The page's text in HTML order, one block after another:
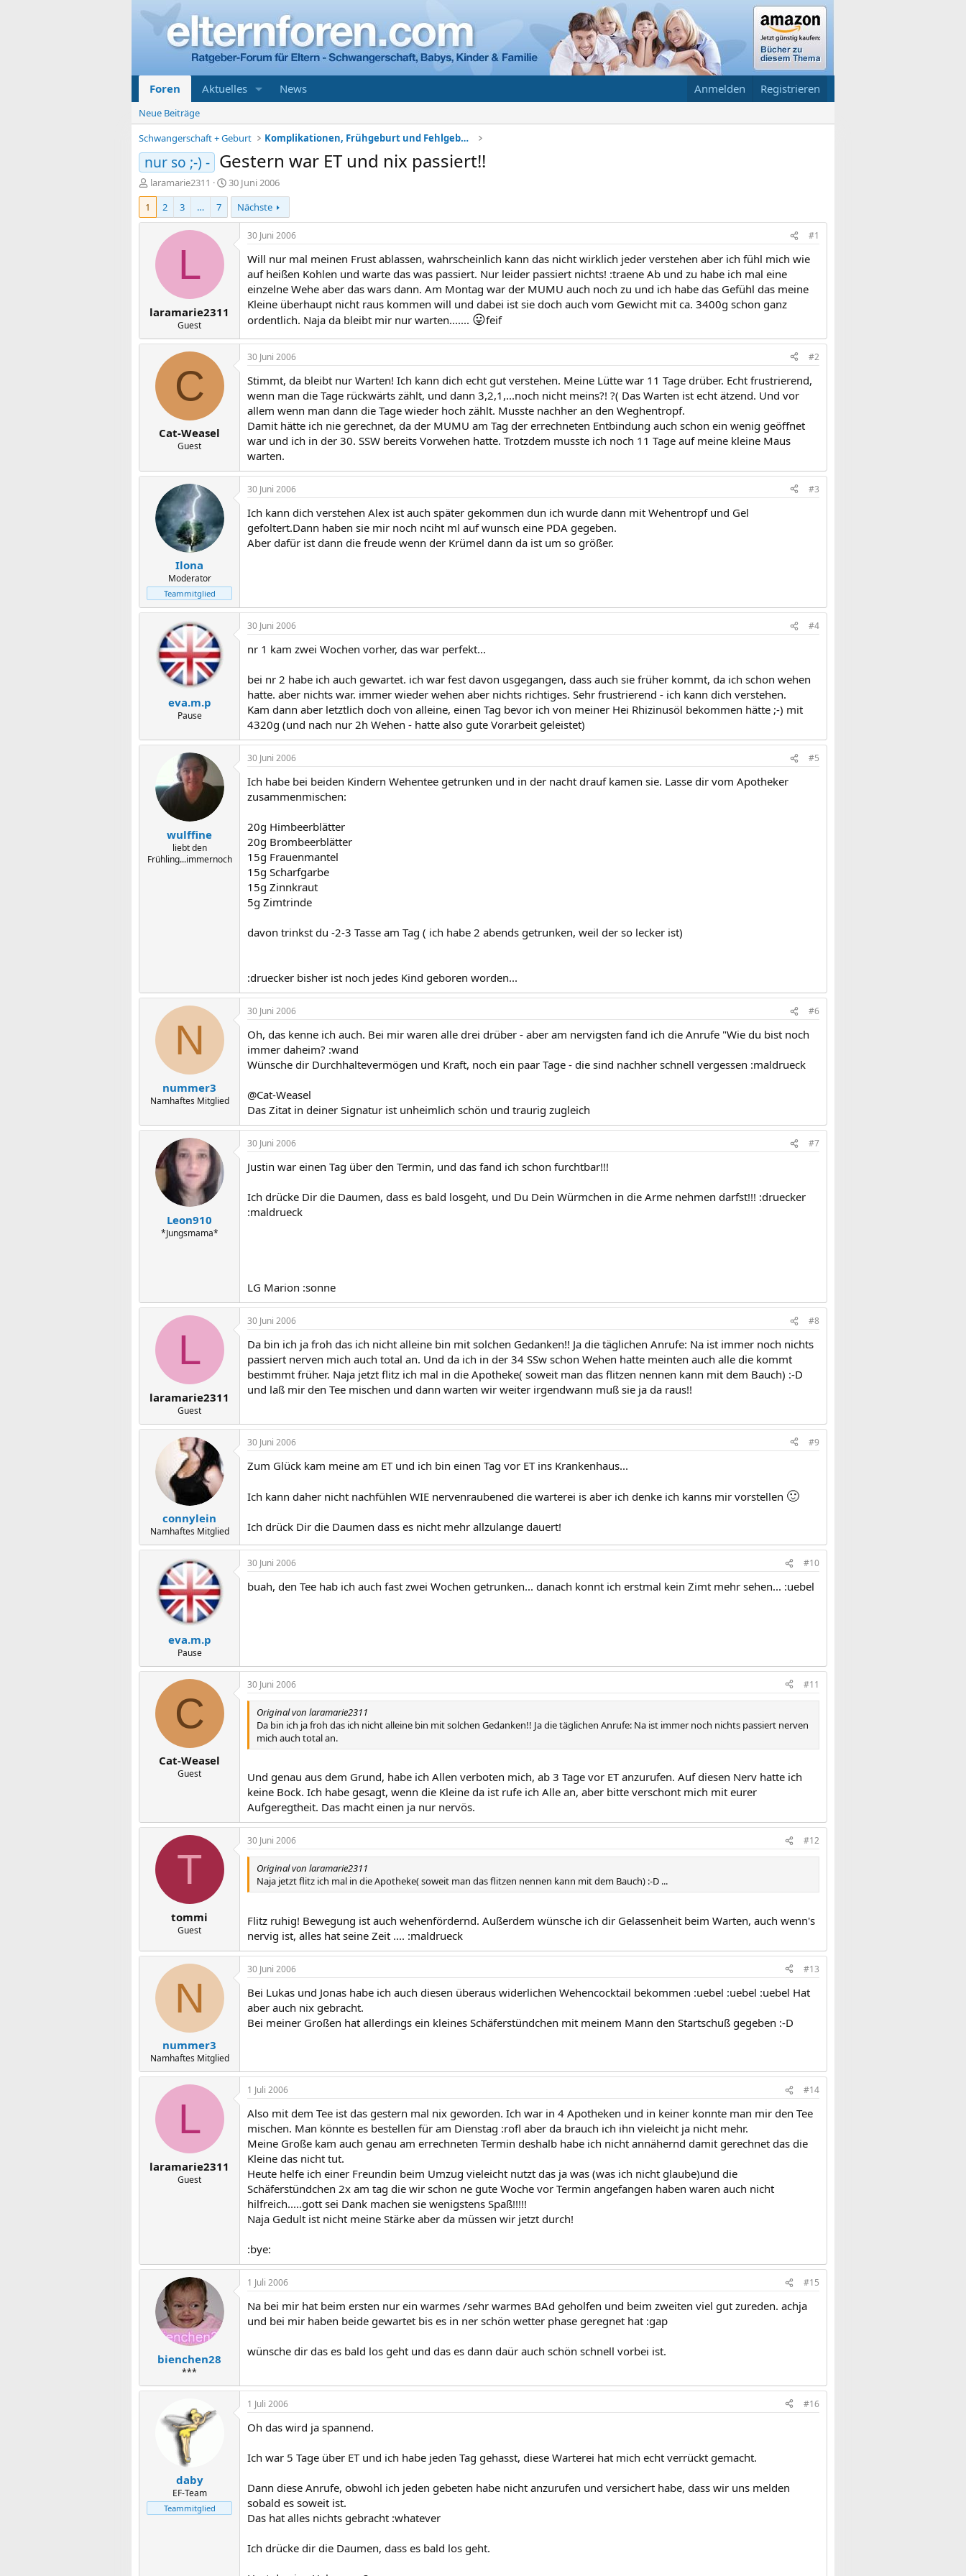
Foren Aktuelles News Anmelden Registrieren
Neue Beiträge
Schwangerschaft + Geburt
Komplikationen, Frühgeburt und Fehlgeburt
nur so ;-) - Gestern war ET und nix passiert!!
E
r
t
laramarie2311
E
r
t
30 Juni 2006
1
2 3 … 7 Nächste
L
laramarie2311
Guest
30 Juni 2006 #1
Will nur mal meinen Frust ablassen, wahrscheinlich kann das nicht wirklich jeder verstehen aber ich fühl mich wie
auf heißen Kohlen und warte das was passiert. Nur leider passiert nichts! :traene Ab und zu habe ich mal eine
einzelne Wehe aber das wars dann. Am Montag war der MUMU auch noch zu und ich habe das Gefühl das meine
Kleine überhaupt nicht raus kommen will und dabei ist sie doch auch vom Gewicht mit ca. 3400g schon ganz
ordentlich. Naja da bleibt mir nur warten....... 😛feif
C
Cat-Weasel
Guest
30 Juni 2006 #2
Stimmt, da bleibt nur Warten! Ich kann dich echt gut verstehen. Meine Lütte war 11 Tage drüber. Echt frustrierend,
wenn man die Tage rückwärts zählt, und dann 3,2,1,...noch nicht meins?! ?( Das Warten ist echt ätzend. Und vor
allem wenn man dann die Tage wieder hoch zählt. Musste nachher an den Weghentropf.
Damit hätte ich nie gerechnet, da der MUMU am Tag der errechneten Entbindung auch schon ein wenig geöffnet
war und ich in der 30. SSW bereits Vorwehen hatte. Trotzdem musste ich noch 11 Tage auf meine kleine Maus
warten.
Ilona
Moderator
Teammitglied
30 Juni 2006 #3
Ich kann dich verstehen Alex ist auch später gekommen dun ich wurde dann mit Wehentropf und Gel
gefoltert.Dann haben sie mir noch nciht ml auf wunsch eine PDA gegeben.
Aber dafür ist dann die freude wenn der Krümel dann da ist um so größer.
eva.m.p
Pause
30 Juni 2006 #4
nr 1 kam zwei Wochen vorher, das war perfekt...
bei nr 2 habe ich auch gewartet. ich war fest davon usgegangen, dass auch sie früher kommt, da ich schon wehen
hatte. aber nichts war. immer wieder wehen aber nichts richtiges. Sehr frustrierend - ich kann dich verstehen.
Kam dann aber letztlich doch von alleine, einen Tag bevor ich von meiner Hei Rhizinusöl bekommen hätte ;-) mit
4320g (und nach nur 2h Wehen - hatte also gute Vorarbeit geleistet)
wulffine
liebt den
Frühling...immernoch
30 Juni 2006 #5
Ich habe bei beiden Kindern Wehentee getrunken und in der nacht drauf kamen sie. Lasse dir vom Apotheker
zusammenmischen:
20g Himbeerblätter
20g Brombeerblätter
15g Frauenmantel
15g Scharfgarbe
15g Zinnkraut
5g Zimtrinde
davon trinkst du -2-3 Tasse am Tag ( ich habe 2 abends getrunken, weil der so lecker ist)
:druecker bisher ist noch jedes Kind geboren worden...
N
nummer3
Namhaftes Mitglied
30 Juni 2006 #6
Oh, das kenne ich auch. Bei mir waren alle drei drüber - aber am nervigsten fand ich die Anrufe "Wie du bist noch
immer daheim? :wand
Wünsche dir Durchhaltevermögen und Kraft, noch ein paar Tage - die sind nachher schnell vergessen :maldrueck
@Cat-Weasel
Das Zitat in deiner Signatur ist unheimlich schön und traurig zugleich
Leon910
*Jungsmama*
30 Juni 2006 #7
Justin war einen Tag über den Termin, und das fand ich schon furchtbar!!!
Ich drücke Dir die Daumen, dass es bald losgeht, und Du Dein Würmchen in die Arme nehmen darfst!!! :druecker
:maldrueck
LG Marion :sonne
L
laramarie2311
Guest
30 Juni 2006 #8
Da bin ich ja froh das ich nicht alleine bin mit solchen Gedanken!! Ja die täglichen Anrufe: Na ist immer noch nichts
passiert nerven mich auch total an. Und da ich in der 34 SSw schon Wehen hatte meinten auch alle die kommt
bestimmt früher. Naja jetzt flitz ich mal in die Apotheke( soweit man das flitzen nennen kann mit dem Bauch) :-D
und laß mir den Tee mischen und dann warten wir weiter irgendwann muß sie ja da raus!!
connylein
Namhaftes Mitglied
30 Juni 2006 #9
Zum Glück kam meine am ET und ich bin einen Tag vor ET ins Krankenhaus...
Ich kann daher nicht nachfühlen WIE nervenraubened die warterei is aber ich denke ich kanns mir vorstellen 🙂
Ich drück Dir die Daumen dass es nicht mehr allzulange dauert!
eva.m.p
Pause
30 Juni 2006 #10
buah, den Tee hab ich auch fast zwei Wochen getrunken... danach konnt ich erstmal kein Zimt mehr sehen... :uebel
C
Cat-Weasel
Guest
30 Juni 2006 #11
Original von laramarie2311
Da bin ich ja froh das ich nicht alleine bin mit solchen Gedanken!! Ja die täglichen Anrufe: Na ist immer noch nichts passiert nerven
mich auch total an.
Und genau aus dem Grund, habe ich Allen verboten mich, ab 3 Tage vor ET anzurufen. Auf diesen Nerv hatte ich
keine Bock. Ich habe gesagt, wenn die Kleine da ist rufe ich Alle an, aber bitte verschont mich mit eurer
Aufgeregtheit. Das macht einen ja nur nervös.
T
tommi
Guest
30 Juni 2006 #12
Original von laramarie2311
Naja jetzt flitz ich mal in die Apotheke( soweit man das flitzen nennen kann mit dem Bauch) :-D ...
Flitz ruhig! Bewegung ist auch wehenfördernd. Außerdem wünsche ich dir Gelassenheit beim Warten, auch wenn's
nervig ist, alles hat seine Zeit .... :maldrueck
N
nummer3
Namhaftes Mitglied
30 Juni 2006 #13
Bei Lukas und Jonas habe ich auch diesen überaus widerlichen Wehencocktail bekommen :uebel :uebel :uebel Hat
aber auch nix gebracht.
Bei meiner Großen hat allerdings ein kleines Schäferstündchen mit meinem Mann den Startschuß gegeben :-D
L
laramarie2311
Guest
1 Juli 2006 #14
Also mit dem Tee ist das gestern mal nix geworden. Ich war in 4 Apotheken und in keiner konnte man mir den Tee
mischen. Man könnte es bestellen für am Dienstag :rofl aber da brauch ich ihn vieleicht ja nicht mehr.
Meine Große kam auch genau am errechneten Termin deshalb habe ich nicht annähernd damit gerechnet das die
Kleine das nicht tut.
Heute helfe ich einer Freundin beim Umzug vieleicht nutzt das ja was (was ich nicht glaube)und die
Schäferstündchen 2x am tag die wir schon ne gute Woche vor Termin angefangen haben waren auch nicht
hilfreich.....gott sei Dank machen sie wenigstens Spaß!!!!!
Naja Gedult ist nicht meine Stärke aber da müssen wir jetzt durch!
:bye:
bienchen28
***
1 Juli 2006 #15
Na bei mir hat beim ersten nur ein warmes /sehr warmes BAd geholfen und beim zweiten viel gut zureden. achja
und bei mir haben beide gewartet bis es in ner schön wetter phase geregnet hat :gap
wünsche dir das es bald los geht und das es dann daür auch schön schnell vorbei ist.
daby
EF-Team
Teammitglied
1 Juli 2006 #16
Oh das wird ja spannend.
Ich war 5 Tage über ET und ich habe jeden Tag gehasst, diese Warterei hat mich echt verrückt gemacht.
Dann diese Anrufe, obwohl ich jeden gebeten habe nicht anzurufen und versichert habe, dass wir uns melden
sobald es soweit ist.
Das hat alles nichts gebracht :whatever
Ich drücke dir die Daumen, dass es bald los geht.